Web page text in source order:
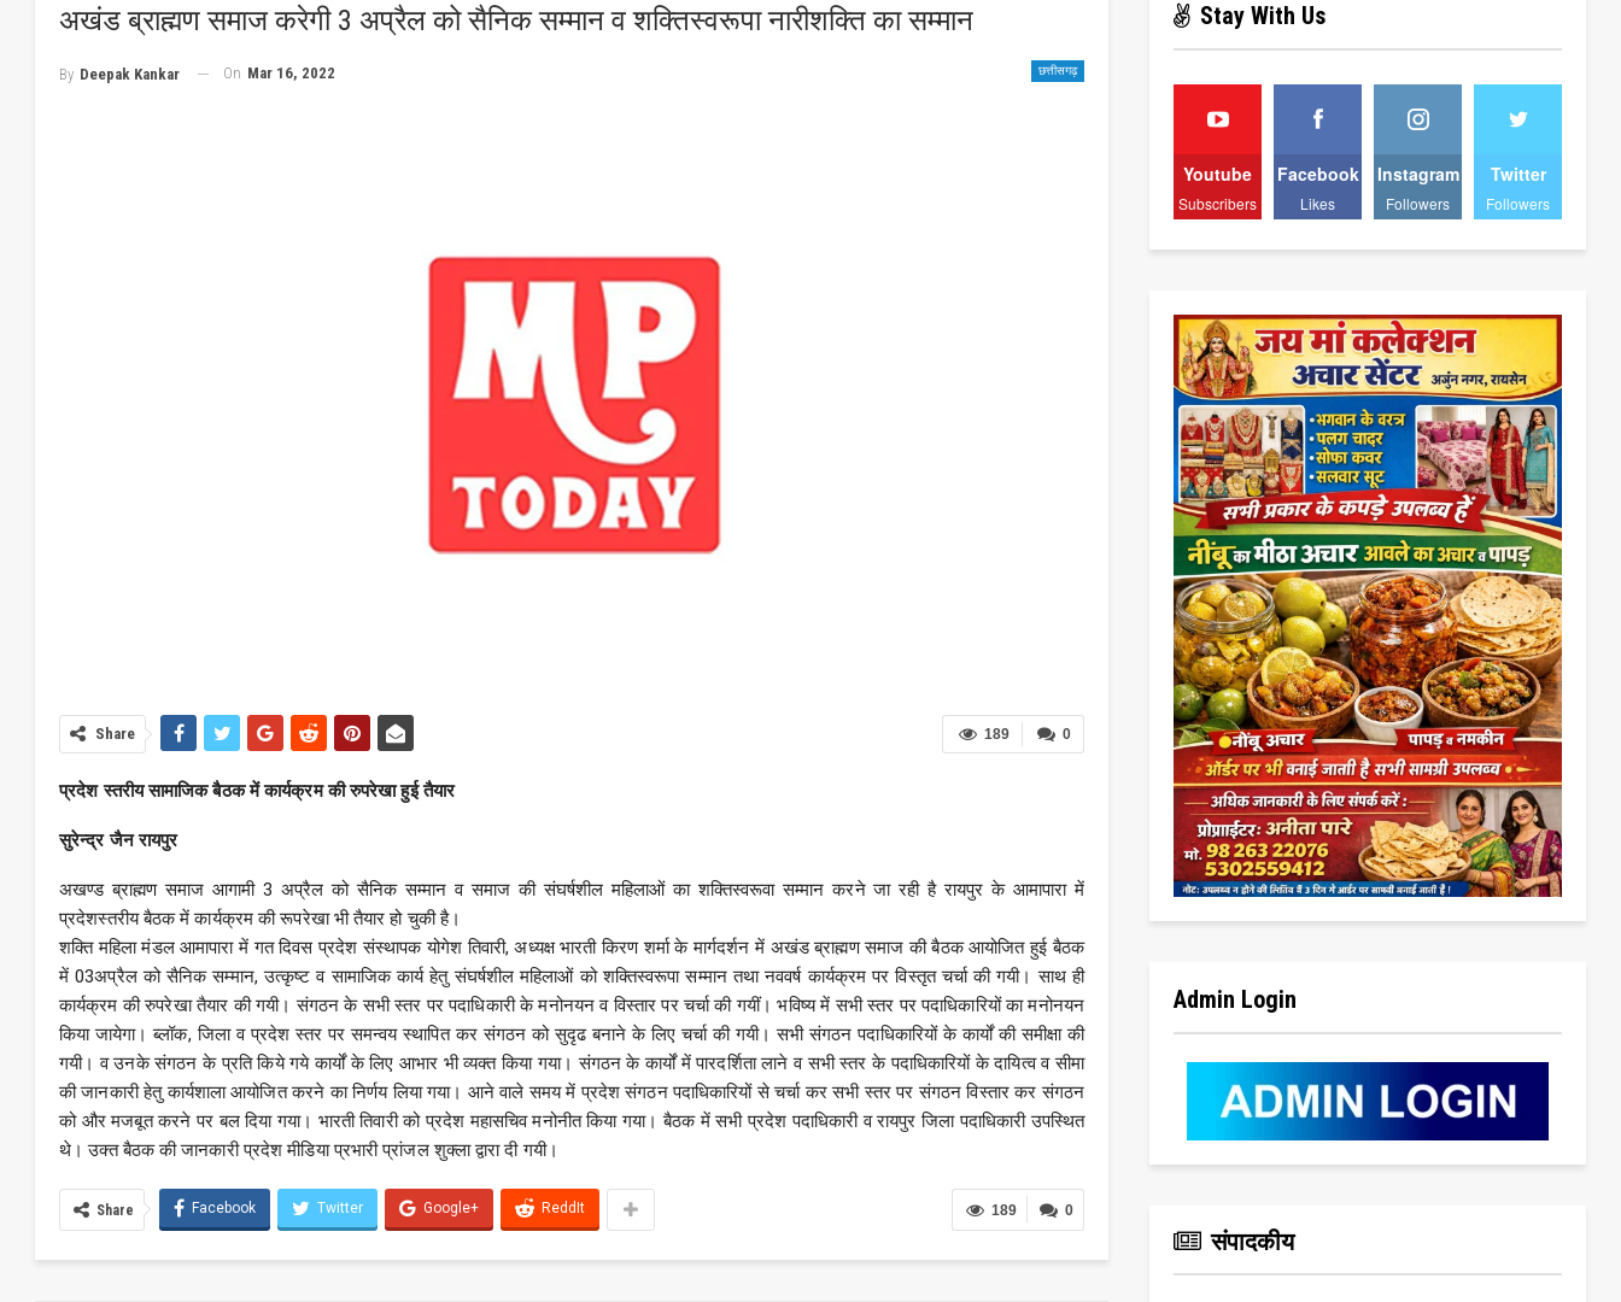
अखंड ब्राह्मण समाज करेगी 3 अप्रैल को सैनिक सम्मान व शक्तिस्वरूपा नारीशक्ति का सम्मान
छत्तीसगढ़
By Deepak Kankar On Mar 16, 2022
0
189
Share
प्रदेश स्तरीय सामाजिक बैठक में कार्यक्रम की रुपरेखा हुई तैयार
सुरेन्द्र जैन रायपुर
अखण्ड ब्राह्मण समाज आगामी 3 अप्रैल को सैनिक सम्मान व समाज की संघर्षशील महिलाओं का शक्तिस्वरूवा सम्मान करने जा रही है रायपुर के आमापारा में
प्रदेशस्तरीय बैठक में कार्यक्रम की रूपरेखा भी तैयार हो चुकी है।
शक्ति महिला मंडल आमापारा में गत दिवस प्रदेश संस्थापक योगेश तिवारी, अध्यक्ष भारती किरण शर्मा के मार्गदर्शन में अखंड ब्राह्मण समाज की बैठक आयोजित हुई बैठक
में 03अप्रैल को सैनिक सम्मान, उत्कृष्ट व सामाजिक कार्य हेतु संघर्षशील महिलाओं को शक्तिस्वरूपा सम्मान तथा नववर्ष कार्यक्रम पर विस्तृत चर्चा की गयी। साथ ही
कार्यक्रम की रुपरेखा तैयार की गयी। संगठन के सभी स्तर पर पदाधिकारी के मनोनयन व विस्तार पर चर्चा की गयीं। भविष्य में सभी स्तर पर पदाधिकारियों का मनोनयन
किया जायेगा। ब्लॉक, जिला व प्रदेश स्तर पर समन्वय स्थापित कर संगठन को सुदृढ बनाने के लिए चर्चा की गयी। सभी संगठन पदाधिकारियों के कार्यों की समीक्षा की
गयी। व उनके संगठन के प्रति किये गये कार्यों के लिए आभार भी व्यक्त किया गया। संगठन के कार्यों में पारदर्शिता लाने व सभी स्तर के पदाधिकारियों के दायित्व व सीमा
की जानकारी हेतु कार्यशाला आयोजित करने का निर्णय लिया गया। आने वाले समय में प्रदेश संगठन पदाधिकारियों से चर्चा कर सभी स्तर पर संगठन विस्तार कर संगठन
को और मजबूत करने पर बल दिया गया। भारती तिवारी को प्रदेश महासचिव मनोनीत किया गया। बैठक में सभी प्रदेश पदाधिकारी व रायपुर जिला पदाधिकारी उपस्थित
थे। उक्त बैठक की जानकारी प्रदेश मीडिया प्रभारी प्रांजल शुक्ला द्वारा दी गयी।
0
189
Share Facebook Twitter Google+ ReddIt
Stay With Us
Youtube
Subscribers
Facebook
Likes
Instagram
Followers
Twitter
Followers
Admin Login
संपादकीय